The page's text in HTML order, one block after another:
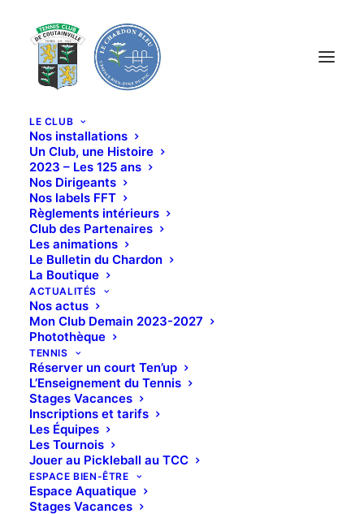
LE CLUB
Nos installations
Un Club, une Histoire
2023 – Les 125 ans
Nos Dirigeants
Nos labels FFT
Règlements intérieurs
Club des Partenaires
Les animations
Le Bulletin du Chardon
La Boutique
ACTUALITÉS
Nos actus
Mon Club Demain 2023-2027
Photothèque
TENNIS
Réserver un court Ten’up
L’Enseignement du Tennis
Stages Vacances
Inscriptions et tarifs
Les Équipes
Les Tournois
Jouer au Pickleball au TCC
ESPACE BIEN-ÊTRE
Espace Aquatique
Stages Vacances
TENNIS CLUB DE COUTAINVILLE
BienvenueauTCC
NotreClub
etConvivial,
associatif
UN CLUB, UNE HISTOIRE